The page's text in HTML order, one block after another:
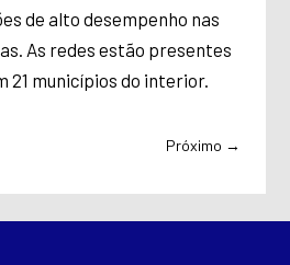
de alto desempenho nas
As redes estão presentes
21 municípios do interior.
Próximo →